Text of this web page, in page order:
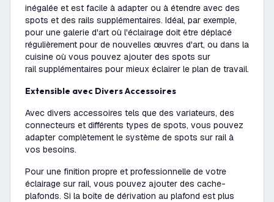
inégalée et est facile à adapter ou à étendre avec des
spots et des rails supplémentaires. Idéal, par exemple,
pour une galerie d'art où l'éclairage doit être déplacé
régulièrement pour de nouvelles œuvres d'art, ou dans la
cuisine où vous pouvez ajouter des spots sur
rail supplémentaires pour mieux éclairer le plan de travail.
Extensible avec Divers Accessoires
Avec divers accessoires tels que des variateurs, des
connecteurs et différents types de spots, vous pouvez
adapter complètement le système de spots sur rail à
vos besoins.
Pour une finition propre et professionnelle de votre
éclairage sur rail, vous pouvez ajouter des cache-
plafonds. Si la boîte de dérivation au plafond est plus